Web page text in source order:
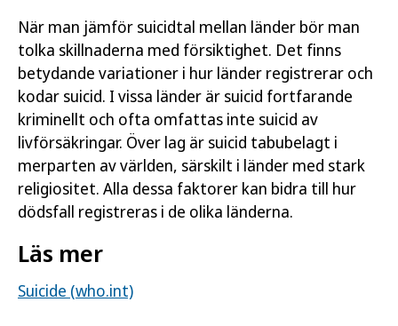
När man jämför suicidtal mellan länder bör man
tolka skillnaderna med försiktighet. Det finns
betydande variationer i hur länder registrerar och
kodar suicid. I vissa länder är suicid fortfarande
kriminellt och ofta omfattas inte suicid av
livförsäkringar. Över lag är suicid tabubelagt i
merparten av världen, särskilt i länder med stark
religiositet. Alla dessa faktorer kan bidra till hur
dödsfall registreras i de olika länderna.
Läs mer
Suicide (who.int)